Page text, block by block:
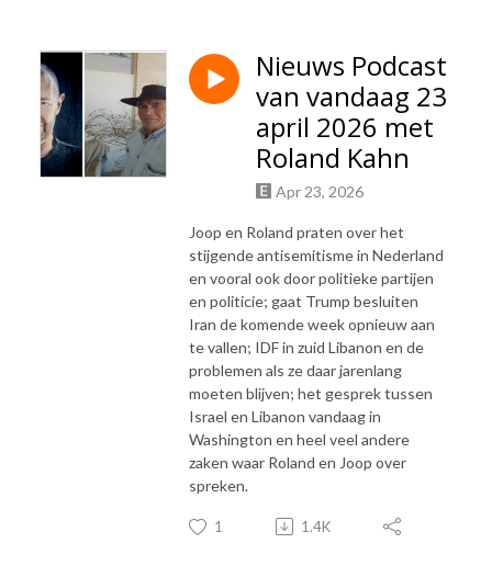
Nieuws Podcast
van vandaag 23
april 2026 met
Roland Kahn
Apr 23, 2026
Joop en Roland praten over het
stijgende antisemitisme in Nederland
en vooral ook door politieke partijen
en politicie; gaat Trump besluiten
Iran de komende week opnieuw aan
te vallen; IDF in zuid Libanon en de
problemen als ze daar jarenlang
moeten blijven; het gesprek tussen
Israel en Libanon vandaag in
Washington en heel veel andere
zaken waar Roland en Joop over
spreken.
1 1.4K